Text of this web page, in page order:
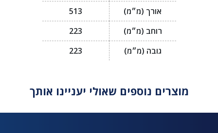
אורך (מ״מ)
513
רוחב (מ״מ)
223
גובה (מ״מ)
223
מוצרים נוספים שאולי יעניינו אותך